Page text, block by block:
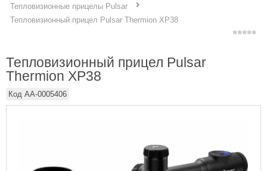
Тепловизионные прицелы Pulsar
Тепловизионный прицел Pulsar Thermion XP38
Тепловизионный прицел Pulsar
Thermion XP38
Код AA-0005406